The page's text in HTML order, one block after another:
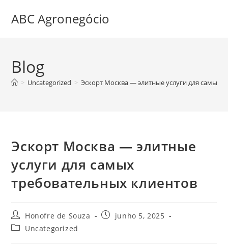
ABC Agronegócio
Blog
> Uncategorized > Эскорт Москва — элитные услуги для самых
Эскорт Москва — элитные
услуги для самых
требовательных клиентов
Honofre de Souza
junho 5, 2025
Uncategorized